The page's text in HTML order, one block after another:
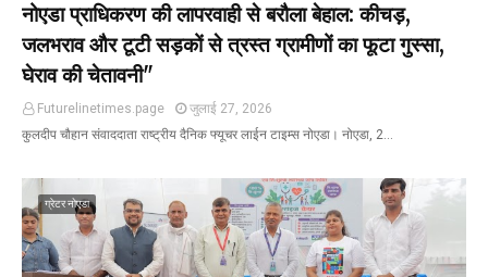
नोएडा प्राधिकरण की लापरवाही से बरौला बेहाल: कीचड़,
जलभराव और टूटी सड़कों से त्रस्त ग्रामीणों का फूटा गुस्सा,
घेराव की चेतावनी"
Futurelinetimes.page
जुलाई 27, 2026
कुलदीप चौहान संवाददाता राष्ट्रीय दैनिक फ्यूचर लाईन टाइम्स नोएडा। नोएडा, 2…
ग्रेटर नोएडा